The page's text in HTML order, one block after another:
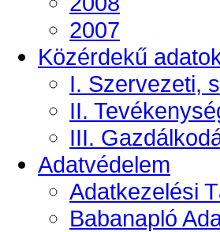
2007
Közérdekű
I. Szervezeti,
II.
III.
Adatvédelem
Adatkezelési
Babanapló